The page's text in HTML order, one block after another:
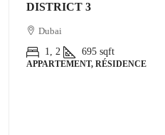
DISTRICT 3
Dubai
1, 2
695 sqft
APPARTEMENT, RÉSIDENCE